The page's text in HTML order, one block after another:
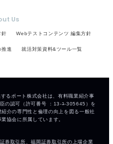
Us
針 Webテストコンテンツ 編集方針
推進 就活対策資料&ツール一覧